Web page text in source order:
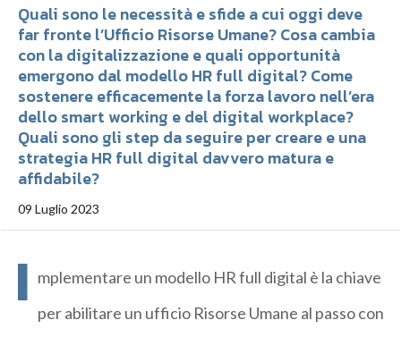
Quali sono le necessità e sfide a cui oggi deve
far fronte l’Ufficio Risorse Umane? Cosa cambia
con la digitalizzazione e quali opportunità
emergono dal modello HR full digital? Come
sostenere efficacemente la forza lavoro nell’era
dello smart working e del digital workplace?
Quali sono gli step da seguire per creare e una
strategia HR full digital davvero matura e
affidabile?
09 Luglio 2023
I mplementare un modello HR full digital è la chiave
per abilitare un ufficio Risorse Umane al passo con